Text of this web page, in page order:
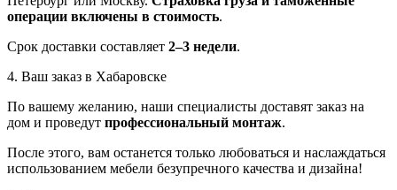
операции включены в стоимость.
Срок доставки составляет 2–3 недели.
4. Ваш заказ в Хабаровске
По вашему желанию, наши специалисты доставят заказ на
дом и проведут профессиональный монтаж.
После этого, вам останется только любоваться и наслаждаться
использованием мебели безупречного качества и дизайна!